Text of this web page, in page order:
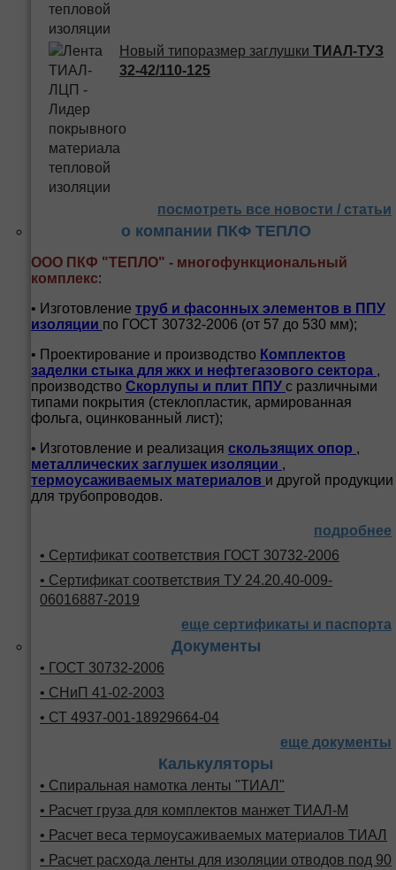
Новый типоразмер заглушки ТИАЛ-ТУЗ
32-42/110-125
посмотреть все новости / статьи
о компании ПКФ ТЕПЛО
ООО ПКФ "ТЕПЛО" - многофункциональный
комплекс:
• Изготовление труб и фасонных элементов в ППУ
изоляции по ГОСТ 30732-2006 (от 57 до 530 мм);
• Проектирование и производство Комплектов
заделки стыка для жкх и нефтегазового сектора ,
производство Скорлупы и плит ППУ с различными
типами покрытия (стеклопластик, армированная
фольга, оцинкованный лист);
• Изготовление и реализация скользящих опор ,
металлических заглушек изоляции ,
термоусаживаемых материалов и другой продукции
для трубопроводов.
подробнее
• Сертификат соответствия ГОСТ 30732-2006
• Сертификат соответствия ТУ 24.20.40-009-
06016887-2019
еще сертификаты и паспорта
Документы
• ГОСТ 30732-2006
• СНиП 41-02-2003
• СТ 4937-001-18929664-04
еще документы
Калькуляторы
• Спиральная намотка ленты "ТИАЛ"
• Расчет груза для комплектов манжет ТИАЛ-М
• Расчет веса термоусаживаемых материалов ТИАЛ
• Расчет расхода ленты для изоляции отводов под 90